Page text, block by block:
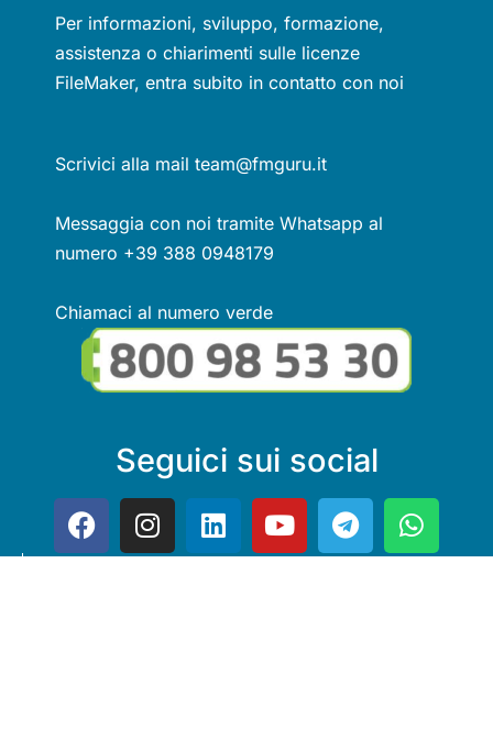
Per informazioni, sviluppo, formazione,
assistenza o chiarimenti sulle licenze
FileMaker, entra subito in contatto con noi
Scrivici alla mail team@fmguru.it
Messaggia con noi tramite Whatsapp al
numero +39 388 0948179
Chiamaci al numero verde
Seguici sui social
Link utili